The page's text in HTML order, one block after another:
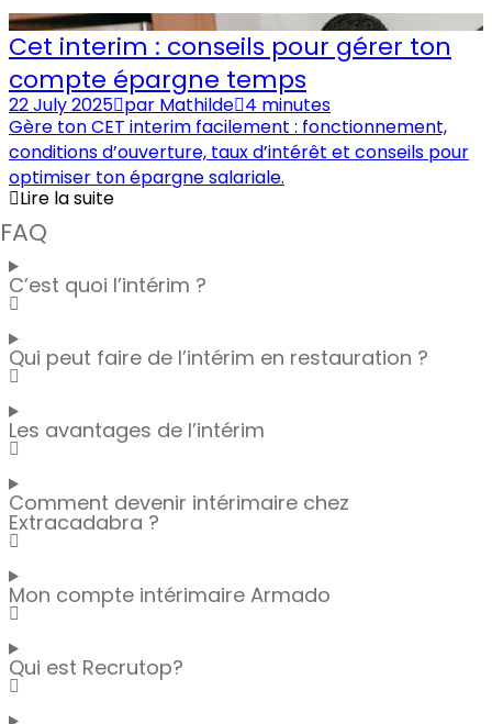
Cet interim : conseils pour gérer ton
compte épargne temps
22 July 2025 par Mathilde 4 minutes
Gère ton CET interim facilement : fonctionnement,
conditions d’ouverture, taux d’intérêt et conseils pour
optimiser ton épargne salariale.
Lire la suite
FAQ
C’est quoi l’intérim ?
Qui peut faire de l’intérim en restauration ?
Les avantages de l’intérim
Comment devenir intérimaire chez
Extracadabra ?
Mon compte intérimaire Armado
Qui est Recrutop?